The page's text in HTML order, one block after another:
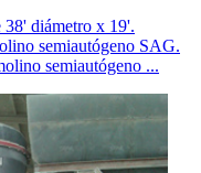
diámetro x 19'.
semiautógeno SAG.
semiautógeno ...